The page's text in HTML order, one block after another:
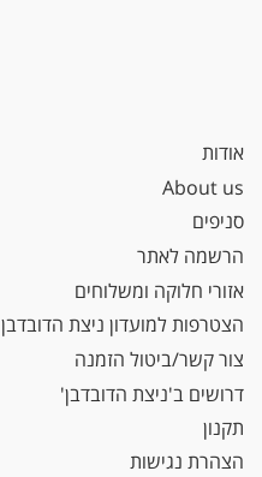
אודות
About us
סניפים
הרשמה לאתר
אזורי חלוקה ומשלוחים
הצטרפות למועדון ניצת הדובדבן
צור קשר/ביטול הזמנה
דרושים ב'ניצת הדובדבן'
תקנון
הצהרת נגישות